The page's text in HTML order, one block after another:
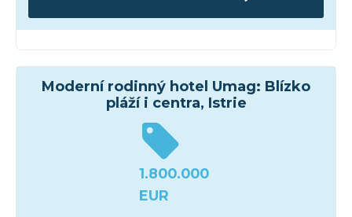
Moderní rodinný hotel Umag: Blízko
pláží i centra, Istrie
1.800.000
EUR